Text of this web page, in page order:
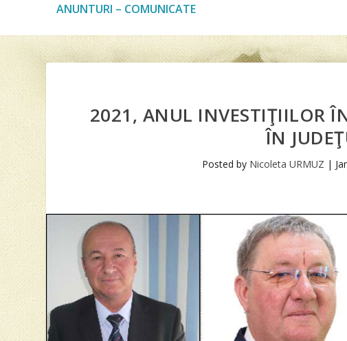
ANUNTURI – COMUNICATE
2021, ANUL INVESTIŢIILOR
ÎN
Posted by Nicoleta URMUZ |